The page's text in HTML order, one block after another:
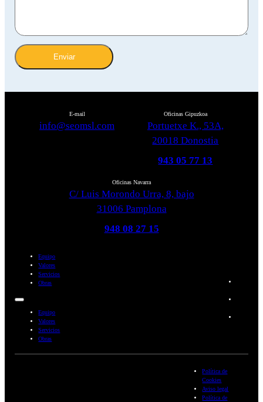
Enviar
E-mail
info@seomsl.com
Oficinas Gipuzkoa
Portuetxe K., 53A,
20018 Donostia
943 05 77 13
Oficinas Navarra
C/ Luis Morondo Urra, 8, bajo
31006 Pamplona
948 08 27 15
Equipo
Valores
Servicios
Obras
Equipo
Valores
Servicios
Obras
Política de
Cookies
Aviso legal
Política de